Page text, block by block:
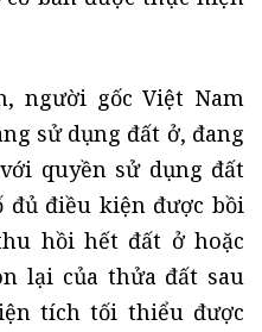
người gốc Việt Nam
sử dụng đất ở, đang
quyền sử dụng đất
đủ điều kiện được bồi
hồi hết đất ở hoặc
lại của thửa đất sau
tích tối thiểu được